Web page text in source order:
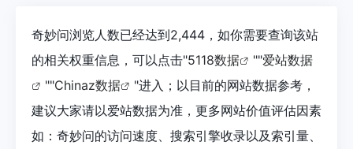
奇妙问浏览人数已经达到2,444，如你需要查询该站
的相关权重信息，可以点击"5118数据 ""爱站数据
""Chinaz数据
"进入；以目前的网站数据参考，
建议大家请以爱站数据为准，更多网站价值评估因素
如：奇妙问的访问速度、搜索引擎收录以及索引量、